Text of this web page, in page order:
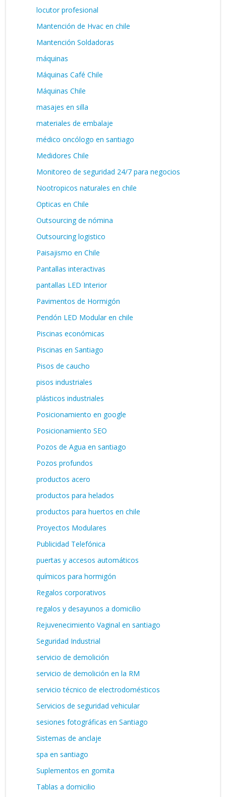
locutor profesional
Mantención de Hvac en chile
Mantención Soldadoras
máquinas
Máquinas Café Chile
Máquinas Chile
masajes en silla
materiales de embalaje
médico oncólogo en santiago
Medidores Chile
Monitoreo de seguridad 24/7 para negocios
Nootropicos naturales en chile
Opticas en Chile
Outsourcing de nómina
Outsourcing logistico
Paisajismo en Chile
Pantallas interactivas
pantallas LED Interior
Pavimentos de Hormigón
Pendón LED Modular en chile
Piscinas económicas
Piscinas en Santiago
Pisos de caucho
pisos industriales
plásticos industriales
Posicionamiento en google
Posicionamiento SEO
Pozos de Agua en santiago
Pozos profundos
productos acero
productos para helados
productos para huertos en chile
Proyectos Modulares
Publicidad Telefónica
puertas y accesos automáticos
químicos para hormigón
Regalos corporativos
regalos y desayunos a domicilio
Rejuvenecimiento Vaginal en santiago
Seguridad Industrial
servicio de demolición
servicio de demolición en la RM
servicio técnico de electrodomésticos
Servicios de seguridad vehicular
sesiones fotográficas en Santiago
Sistemas de anclaje
spa en santiago
Suplementos en gomita
Tablas a domicilio